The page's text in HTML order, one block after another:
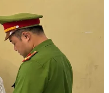
liều chết trong
Sri Lanka cho biết có
liên quan ít nhất 2 trong